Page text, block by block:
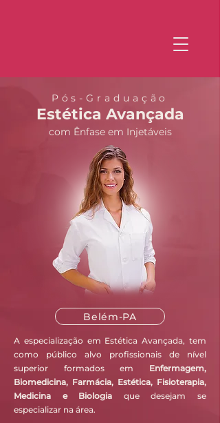
com Ênfase em Injetáveis
Estética Avançada
Pós-Graduação
Belém-PA
​A especialização em Estética Avançada, tem
como público alvo profissionais de nível
superior formados em Enfermagem,
Biomedicina, Farmácia, Estética, Fisioterapia,
Medicina e Biologia que desejam se
especializar na área.